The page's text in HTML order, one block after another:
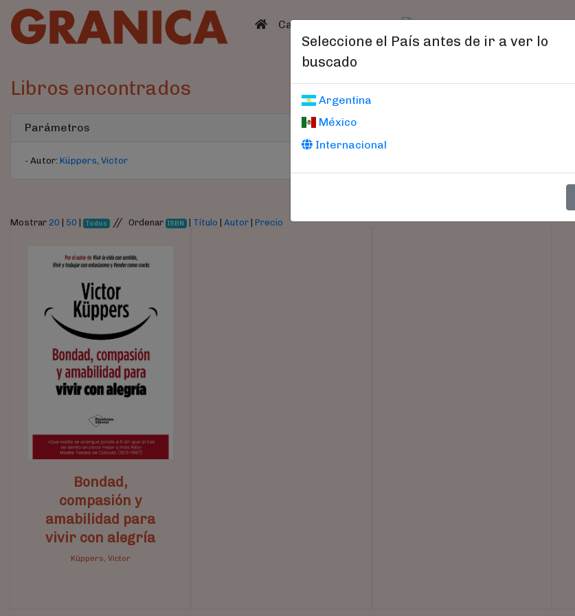
(current)
Catálogo Catálogo
Seleccione el País antes de ir a ver lo
buscado
Argentina
México
Internacional
Libros encontrados
Parámetros
- Autor: Küppers, Victor
Mostrar 20 50 Todos // Ordenar ISBN Título |Autor |Precio
Bondad,
compasión y
amabilidad para
vivir con alegría
Küppers, Victor